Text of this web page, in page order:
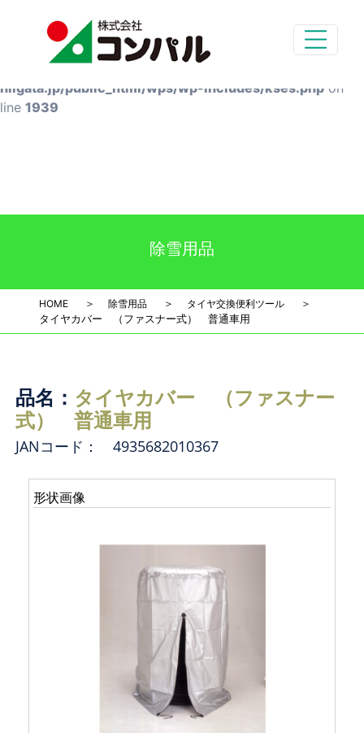
Deprecated : preg_replace(): Passing null to parameter #3
($subject) of type array|string is deprecated in
/home/styg-main/compal-
niigata.jp/public_html/wps/wp-includes/kses.php on
line 1939
除雪用品
HOME ＞ 除雪用品 ＞ タイヤ交換便利ツール
＞
タイヤカバー （ファスナー式） 普通車用
品名： タイヤカバー （ファスナー
式） 普通車用
JANコード： 4935682010367